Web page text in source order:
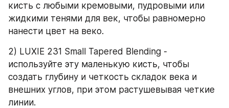
кисть с любыми кремовыми, пудровыми или
жидкими тенями для век, чтобы равномерно
нанести цвет на веко.
2) LUXIE 231 Small Tapered Blending -
используйте эту маленькую кисть, чтобы
создать глубину и четкость складок века и
внешних углов, при этом растушевывая четкие
линии.